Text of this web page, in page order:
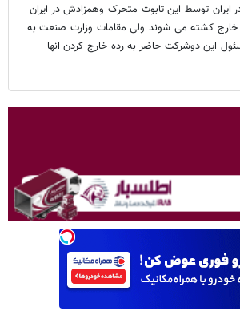
ایران توسط این تابوت متحرک وهمزادش در ایران
خارج کشته می شوند ولی مقامات وزارت صنعت به
این دوشرکت حاضر به رده خارج کردن انها